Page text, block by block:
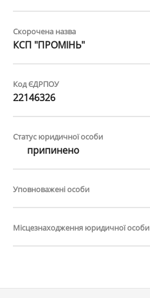
Скорочена назва
КСП "ПРОМІНЬ"
Код ЄДРПОУ
22146326
Статус юридичної особи
припинено
Уповноважені особи
Місцезнаходження юридичної особи